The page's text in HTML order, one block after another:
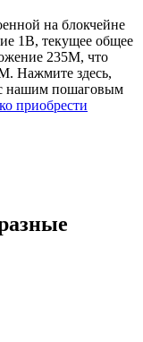
качестве
на блокчейне
1B, текущее общее
235M, что
Нажмите здесь,
с нашим пошаговым
приобрести